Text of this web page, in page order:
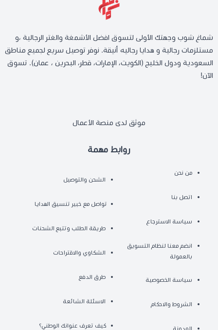
روابط مهمة
من نحن
اتصل بنا
سياسة الاسترجاع
انضم معنا لنظام التسويق
بالعمولة
سياسة الخصوصية
الشروط والاحكام
المدونة
الشحن والتوصيل
تواصل مع خبير تنسيق الهدايا
طريقة الطلب وتتبع الشحنات
الشكاوي والاقتراحات
طرق الدفع
الاسئلة الشائعة
كيف تعرف عنوانك الوطني؟
شماغ شوب وجهتك الأولى لتسوق افضل الأشمغة والغتر الرجالية ،و
مستلزمات رجالية و هدايا رجاليه أنيقة. نوفر توصيل سريع لجميع مناطق
السعودية ودول الخليج (الكويت، الإمارات، قطر، البحرين ، عمان). تسوق
الآن!
موثق لدى منصة الأعمال